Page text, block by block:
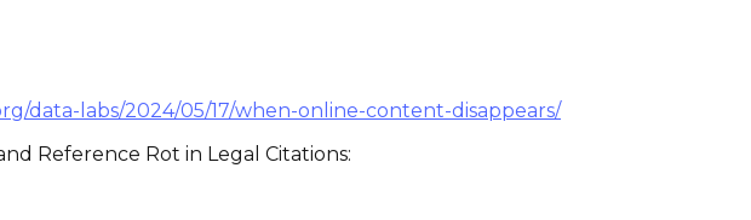
data-labs/2024/05/17/when-online-content-disappears/
Reference Rot in Legal Citations: